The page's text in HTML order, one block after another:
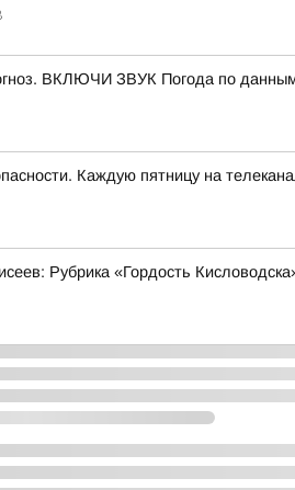
ВКЛЮЧИ ЗВУК Погода по
Каждую пятницу на
Рубрика «Гордость